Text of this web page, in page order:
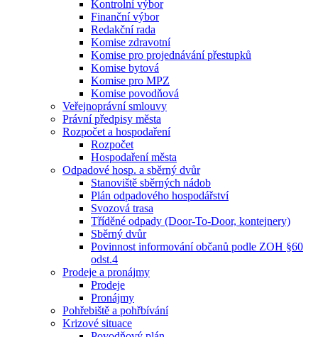
Kontrolní výbor
Finanční výbor
Redakční rada
Komise zdravotní
Komise pro projednávání přestupků
Komise bytová
Komise pro MPZ
Komise povodňová
Veřejnoprávní smlouvy
Právní předpisy města
Rozpočet a hospodaření
Rozpočet
Hospodaření města
Odpadové hosp. a sběrný dvůr
Stanoviště sběrných nádob
Plán odpadového hospodářství
Svozová trasa
Tříděné odpady (Door-To-Door, kontejnery)
Sběrný dvůr
Povinnost informování občanů podle ZOH §60
odst.4
Prodeje a pronájmy
Prodeje
Pronájmy
Pohřebiště a pohřbívání
Krizové situace